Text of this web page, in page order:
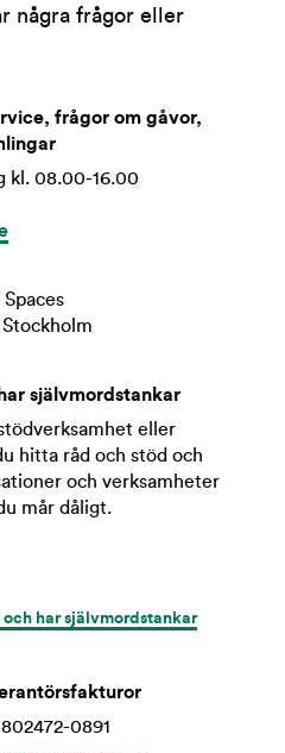
några frågor eller
frågor om gåvor,
kl. 08.00-16.00
Stockholm
självmordstankar
eller
hitta råd och stöd och
och verksamheter
mår dåligt.
och har självmordstankar
0891